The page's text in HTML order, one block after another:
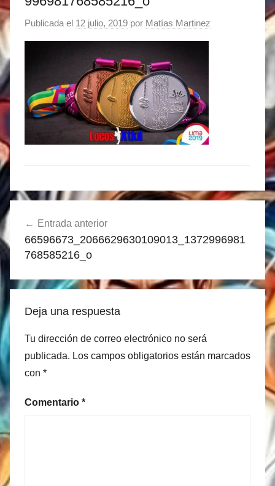
Publicada el 12 julio, 2019 por Matías Martinez
Navegación
de
entradas
Entrada anterior
66596673_2066629630109013_1372996981
768585216_o
Deja una respuesta
Tu dirección de correo electrónico no será
publicada. Los campos obligatorios están marcados
con *
Comentario *